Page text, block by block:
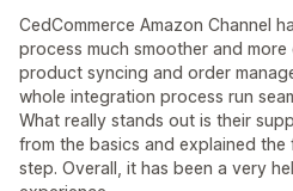
CedCommerce Amazon Channel
process much smoother and
product syncing and order
whole integration process run
What really stands out is their
from the basics and explained
step. Overall, it has been a very